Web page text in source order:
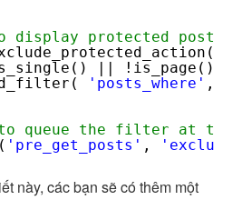
display protected posts
|| !is_page()
'posts_where' ,
queue the filter at
'pre_get_posts' ,
này, các bạn sẽ có thêm một